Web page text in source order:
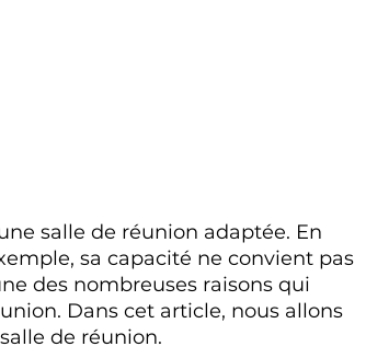
salle de réunion adaptée. En
sa capacité ne convient pas
des nombreuses raisons qui
Dans cet article, nous allons
de réunion.